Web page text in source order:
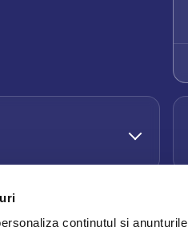
conținutul și